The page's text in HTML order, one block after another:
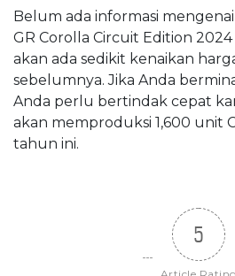
Belum ada informasi
GR Corolla Circuit Edition
akan ada sedikit kenaikan
sebelumnya. Jika Anda
Anda perlu bertindak cepat
akan memproduksi 1,600 unit
tahun ini.
5